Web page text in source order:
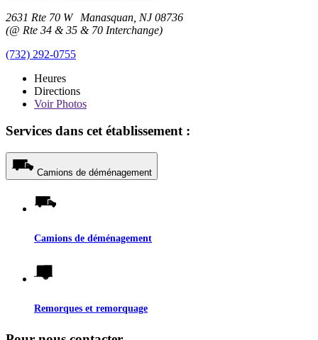
2631 Rte 70 W Manasquan, NJ 08736
(@ Rte 34 & 35 & 70 Interchange)
(732) 292-0755
Heures
Directions
VoirPhotos
Services dans cet établissement :
Camions de déménagement
Camions de déménagement
Remorques et remorquage